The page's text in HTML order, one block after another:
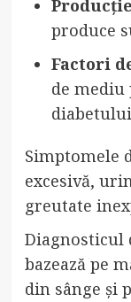
produce
Factori
de
Simptomele
excesivă,
greutate
Diagnosticul
bazează pe
din sânge și